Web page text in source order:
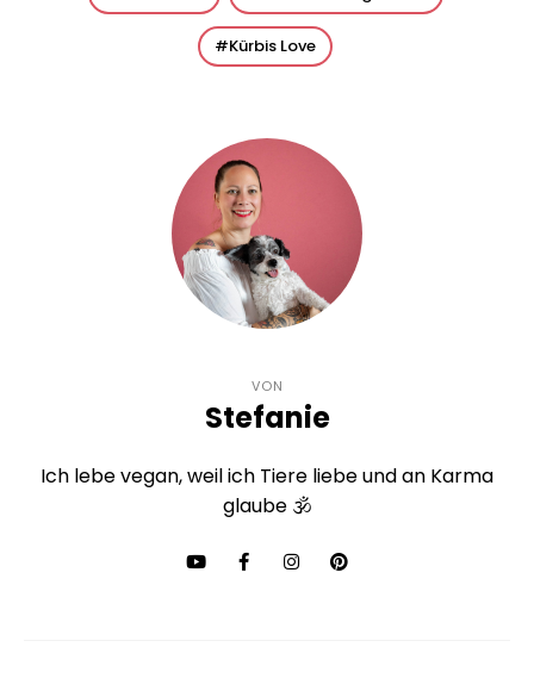
Kürbis Love
VON
Stefanie
Ich lebe vegan, weil ich Tiere liebe und an Karma
glaube 🕉